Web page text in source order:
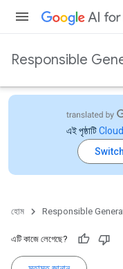
Responsible
এই পৃষ্ঠাটি
হোম Responsible
এটি কাজে লেগেছে?